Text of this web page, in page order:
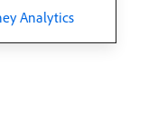
Analytics